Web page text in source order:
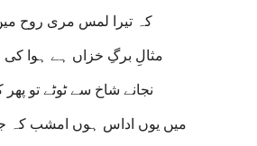
کہ تیرا لمس مری روح
مثالِ برگِ خزاں ہے ہوا کی
نجانے شاخ سے ٹوٹے تو پھر
میں یوں اداس ہوں امشب کہ